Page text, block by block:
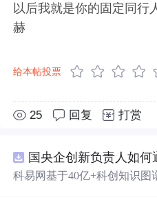
以后我就是你的固定同
赫
给本帖投票
25 回复 打赏
科易网基于40亿+科创知识